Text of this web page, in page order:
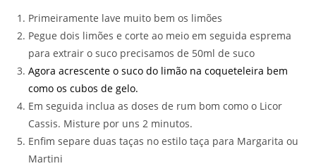
Primeiramente lave muito bem os limões
Pegue dois limões e corte ao meio em seguida esprema
para extrair o suco precisamos de 50ml de suco
Agora acrescente o suco do limão na coqueteleira bem
como os cubos de gelo.
Em seguida inclua as doses de rum bom como o Licor
Cassis. Misture por uns 2 minutos.
Enfim separe duas taças no estilo taça para Margarita ou
Martini